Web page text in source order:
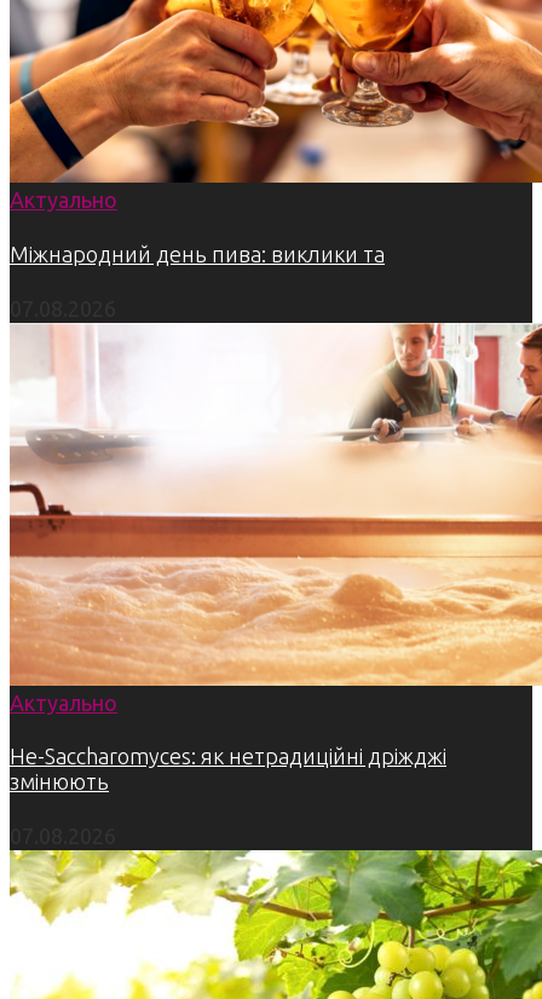
Актуально
Міжнародний день пива: виклики та
Актуально
Не-Saccharomyces: як нетрадиційні дріжджі
змінюють